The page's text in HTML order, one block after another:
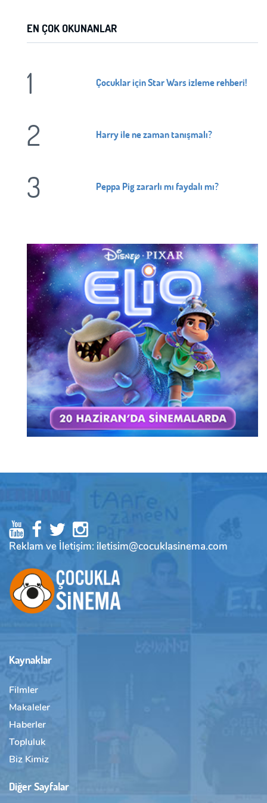
EN ÇOK OKUNANLAR
1 Çocuklar için Star Wars izleme rehberi!
2 Harry ile ne zaman tanışmalı?
3 Peppa Pig zararlı mı faydalı mı?
Reklam ve İletişim: iletisim@cocuklasinema.com
Kaynaklar
Filmler
Makaleler
Haberler
Topluluk
Biz Kimiz
Diğer Sayfalar